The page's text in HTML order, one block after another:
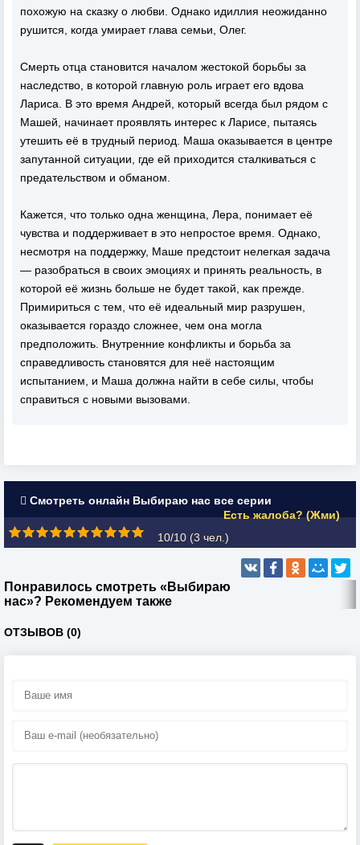
похожую на сказку о любви. Однако идиллия неожиданно
рушится, когда умирает глава семьи, Олег.
Смерть отца становится началом жестокой борьбы за
наследство, в которой главную роль играет его вдова
Лариса. В это время Андрей, который всегда был рядом с
Машей, начинает проявлять интерес к Ларисе, пытаясь
утешить её в трудный период. Маша оказывается в центре
запутанной ситуации, где ей приходится сталкиваться с
предательством и обманом.
Кажется, что только одна женщина, Лера, понимает её
чувства и поддерживает в это непростое время. Однако,
несмотря на поддержку, Маше предстоит нелегкая задача
— разобраться в своих эмоциях и принять реальность, в
которой её жизнь больше не будет такой, как прежде.
Примириться с тем, что её идеальный мир разрушен,
оказывается гораздо сложнее, чем она могла
предположить. Внутренние конфликты и борьба за
справедливость становятся для неё настоящим
испытанием, и Маша должна найти в себе силы, чтобы
справиться с новыми вызовами.
Смотреть онлайн Выбираю нас все серии
Есть жалоба? (Жми)
10/10 (3 чел.)
Понравилось смотреть «Выбираю
нас»? Рекомендуем также
ОТЗЫВОВ (0)